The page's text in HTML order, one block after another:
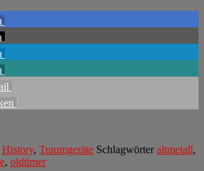
History, Traumgeräte Schlagwörter altmetall,
, oldtimer